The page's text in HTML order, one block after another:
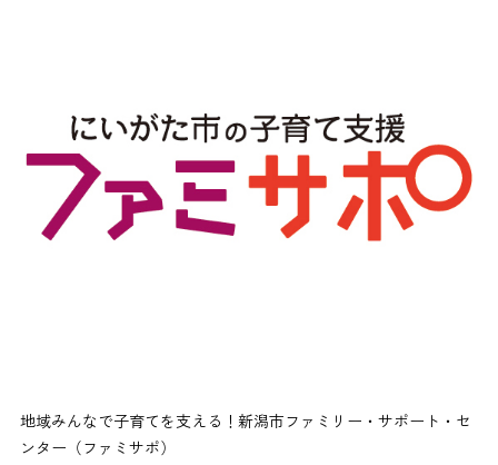
地域みんなで子育てを支える！新潟市ファミリー・サポート・セ
ンター（ファミサポ）